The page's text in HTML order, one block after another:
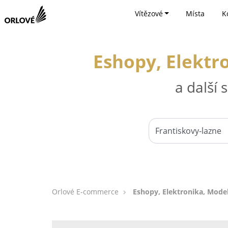
Vítězové Místa
Eshopy,
a další
Orlové E-commerce Eshopy, Elektronika,